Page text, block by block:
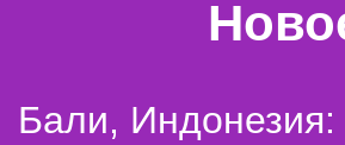
Бали,